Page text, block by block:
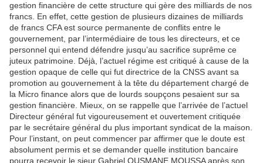
gestion financière de cette structure qui gère des milliards de nos
francs. En effet, cette gestion de plusieurs dizaines de milliards
de francs CFA est source permanente de conflits entre le
gouvernement, par l’intermédiaire de tous les directeurs, et ce
personnel qui entend défendre jusqu’au sacrifice suprême ce
juteux patrimoine. Déjà, l’actuel régime est critiqué à cause de la
gestion opaque de celle qui fut directrice de la CNSS avant sa
promotion au gouvernement à la tête du département chargé de
la Micro finance alors que de lourds soupçons pesaient sur sa
gestion financière. Mieux, on se rappelle que l’arrivée de l’actuel
Directeur général fut vigoureusement et ouvertement critiquée
par le secrétaire général du plus important syndicat de la maison.
Pour l’instant, on peut commencer par affirmer que le doute est
absolument permis et se demander quelle institution bancaire
pourra recevoir le sieur Gabriel OUSMANE MOUSSA après son